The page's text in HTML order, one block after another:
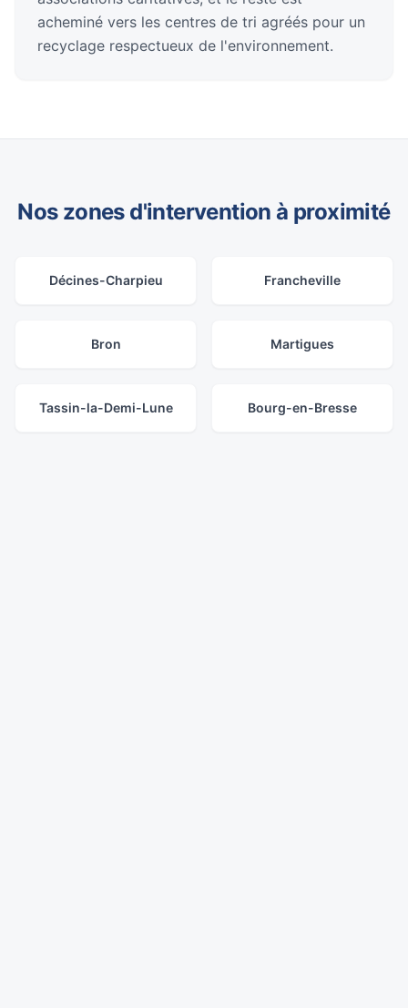
acheminé vers les centres de tri agréés pour un
recyclage respectueux de l'environnement.
Nos zones d'intervention à proximité
Décines-Charpieu Francheville
Bron Martigues
Tassin-la-Demi-Lune Bourg-en-Bresse